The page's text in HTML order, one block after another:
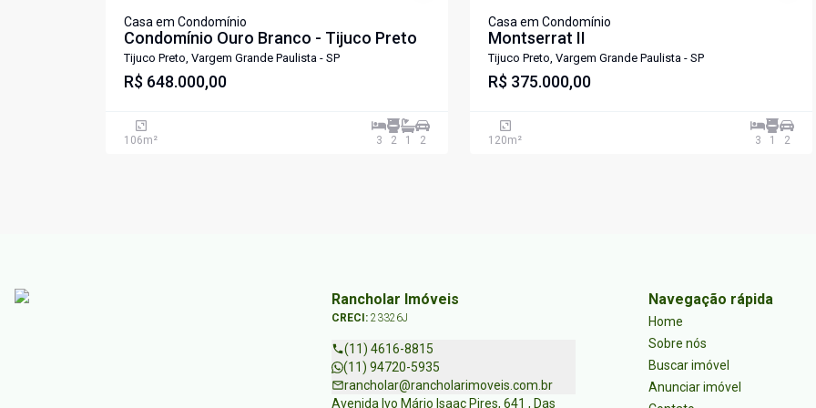
Casa em Condomínio
Condomínio Ouro Branco - Tijuco Preto
Tijuco Preto, Vargem Grande Paulista - SP
R$ 648.000,00
106m² 3 2 1 2
Casa em Condomínio
Montserrat II
Tijuco Preto, Vargem Grande Paulista - SP
R$ 375.000,00
120m² 3 1 2
Rancholar Imóveis
CRECI: 23326J
(11) 4616-8815
(11) 94720-5935
rancholar@rancholarimoveis.com.br
Avenida Ivo Mário Isaac Pires, 641 , Das
Navegação rápida
Home
Sobre nós
Buscar imóvel
Anunciar imóvel